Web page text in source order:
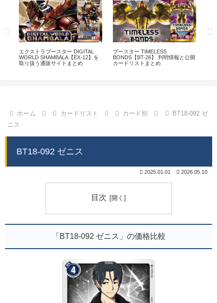
エクストラブースター DIGITAL
WORLD SHAMBALA【EX-12】を
取り扱う通販サイトまとめ
ブースター TIMELESS
BONDS【BT-26】 判明情報と公開
カードリストまとめ
ホーム カードリスト カード別
BT18-092 ゼ
ニス
BT18-092 ゼニス
2025.01.01 2026.05.10
目次
「BT18-092 ゼニス」の価格比較